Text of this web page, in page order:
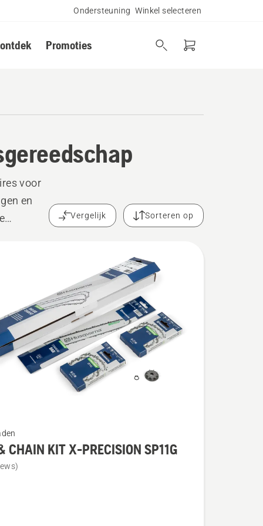
Ondersteuning Winkel selecteren
Promoties
voor
en
Vergelijk Sorteren op
CHAIN KIT X-PRECISION SP11G